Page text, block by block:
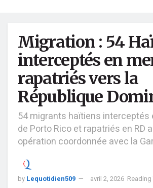
Migration : 54
interceptés en
rapatriés vers la
République
54 migrants haïtiens interceptés
de Porto Rico et rapatriés en RD
opération coordonnée avec la
by Lequotidien509 avril 2, 2026